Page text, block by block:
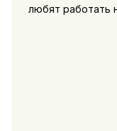
любят работать